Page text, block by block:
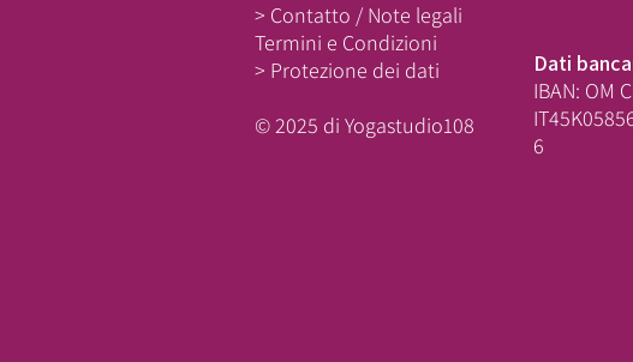
Dati
IBAN: OM
6
> Contatto / Note legali
Termini e Condizioni
> Protezione dei dati
© 2025 di Yogastudio108